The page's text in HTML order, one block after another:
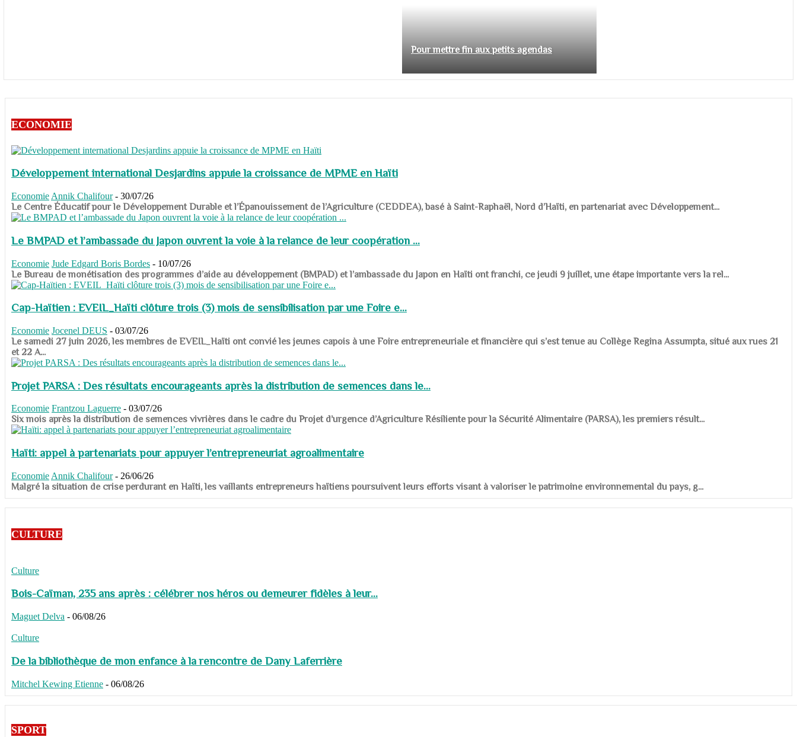
Pour mettre fin aux petits agendas
ECONOMIE
Développement international Desjardins appuie la croissance de MPME en Haïti
Economie Annik Chalifour - 30/07/26
​​​​​​​Le Centre Éducatif pour le Développement Durable et l’Épanouissement de l’Agriculture (CEDDEA), basé à Saint-Raphaël, Nord d’Haïti, en partenariat avec Développement...
Le BMPAD et l’ambassade du Japon ouvrent la voie à la relance de leur coopération ...
Economie Jude Edgard Boris Bordes - 10/07/26
​​​​​​​Le Bureau de monétisation des programmes d’aide au développement (BMPAD) et l’ambassade du Japon en Haïti ont franchi, ce jeudi 9 juillet, une étape importante vers la rel...
Cap-Haïtien : EVEIL_Haïti clôture trois (3) mois de sensibilisation par une Foire e...
Economie Jocenel DEUS - 03/07/26
Le samedi 27 juin 2026, les membres de EVEIL_Haïti ont convié les jeunes capois à une Foire entrepreneuriale et financière qui s’est tenue au Collège Regina Assumpta, situé aux rues 21
et 22 A...
Projet PARSA : Des résultats encourageants après la distribution de semences dans le...
Economie Frantzou Laguerre - 03/07/26
​​​​​​​Six mois après la distribution de semences vivrières dans le cadre du Projet d’urgence d’Agriculture Résiliente pour la Sécurité Alimentaire (PARSA), les premiers résult...
Haïti: appel à partenariats pour appuyer l’entrepreneuriat agroalimentaire
Economie Annik Chalifour - 26/06/26
​​​​​​​Malgré la situation de crise perdurant en Haïti, les vaillants entrepreneurs haïtiens poursuivent leurs efforts visant à valoriser le patrimoine environnemental du pays, g...
CULTURE
Culture
Bois-Caïman, 235 ans après : célébrer nos héros ou demeurer fidèles à leur...
Maguet Delva - 06/08/26
Culture
De la bibliothèque de mon enfance à la rencontre de Dany Laferrière
Mitchel Kewing Etienne - 06/08/26
SPORT